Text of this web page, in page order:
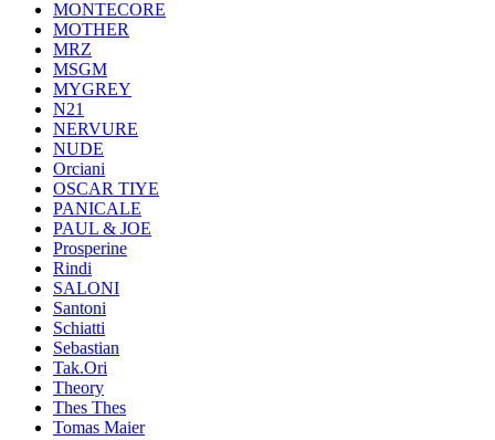
MONTECORE
MOTHER
MRZ
MSGM
MYGREY
N21
NERVURE
NUDE
Orciani
OSCAR TIYE
PANICALE
PAUL & JOE
Prosperine
Rindi
SALONI
Santoni
Schiatti
Sebastian
Tak.Ori
Theory
Thes Thes
Tomas Maier